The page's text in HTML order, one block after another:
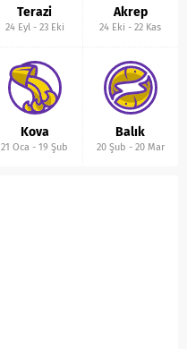
Terazi
24 Eyl - 23 Eki
Akrep
24 Eki -22 Kas
Kova
21 Oca -19 Şub
Balık
20 Şub - 20 Mar